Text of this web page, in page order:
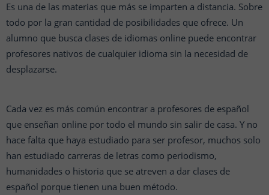
Es una de las materias que más se imparten a distancia. Sobre
todo por la gran cantidad de posibilidades que ofrece. Un
alumno que busca clases de idiomas online puede encontrar
profesores nativos de cualquier idioma sin la necesidad de
desplazarse.
Cada vez es más común encontrar a profesores de español
que enseñan online por todo el mundo sin salir de casa. Y no
hace falta que haya estudiado para ser profesor, muchos solo
han estudiado carreras de letras como periodismo,
humanidades o historia que se atreven a dar clases de
español porque tienen una buen método.